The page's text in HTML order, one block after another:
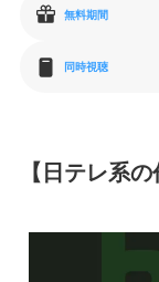
無料期間
同時視聴
【日テレ系